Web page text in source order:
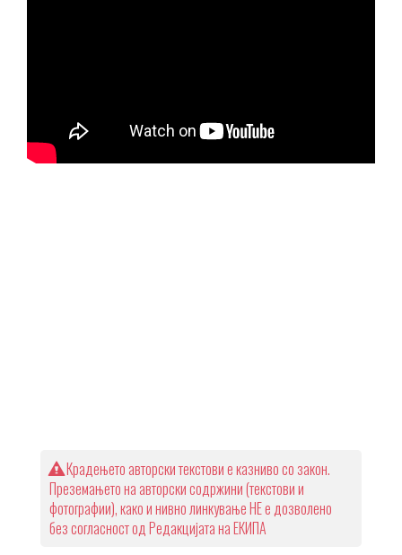
Крадењето авторски текстови е казниво со закон.
Преземањето на авторски содржини (текстови и
фотографии), како и нивно линкување НЕ е дозволено
без согласност од Редакцијата на ЕКИПА